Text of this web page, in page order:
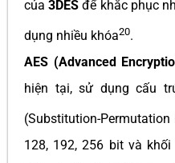
của3DES để khắc phục
dụng nhiều khóa20.
AES (Advanced
hiện tại, sử dụng cấu
(Substitution-Permutation
128, 192, 256 bit và